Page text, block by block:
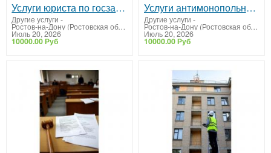
Услуги юриста по госзакупкам. Тендерное сопровождение
Другие услуги -
Ростов-на-Дону (Ростовская область)
Июль 20, 2026
10000.00 Руб
Услуги антимонопольного юриста. Решение споров с УФАС
Другие услуги -
Ростов-на-Дону (Ростовская область)
Июль 20, 2026
10000.00 Руб